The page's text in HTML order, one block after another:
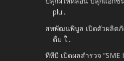
plu...
สหพัฒนพิบูล เปิดตัวผลิต
ดื่ม ใ...
ทีทีบี เปิดผลสำรวจ “SME